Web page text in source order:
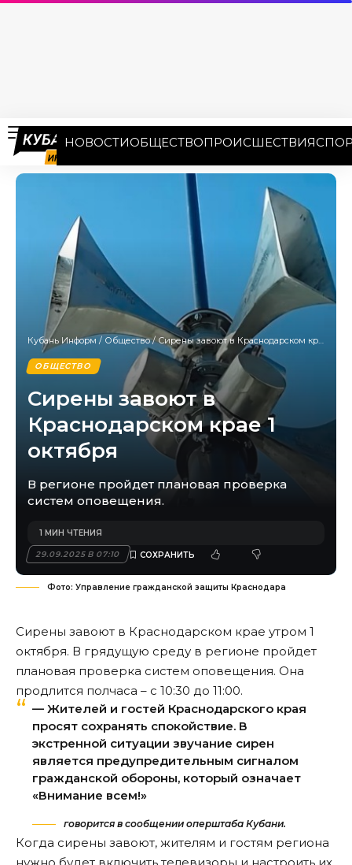
НОВОСТИОБЩЕСТВОПРОИСШЕСТВИЯ
Кубань Информ / Общество/Сирены завоют в Краснодарском крае 1 октября
ОБЩЕСТВО
Сирены завоют в
Краснодарском крае 1
октября
В регионе пройдет плановая проверка
систем оповещения.
29.09.2025 В 07:10
1 МИН ЧТЕНИЯ
Фото: Управление гражданской защиты Краснодара
Сирены завоют в Краснодарском крае утром 1
октября. В грядущую среду в регионе пройдет
плановая проверка систем оповещения. Она
продлится полчаса – с 10:30 до 11:00.
— Жителей и гостей Краснодарского края
просят сохранять спокойствие. В
экстренной ситуации звучание сирен
является предупредительным сигналом
гражданской обороны, который означает
«Внимание всем!»
говорится в сообщении оперштаба Кубани.
Когда сирены завоют, жителям и гостям региона